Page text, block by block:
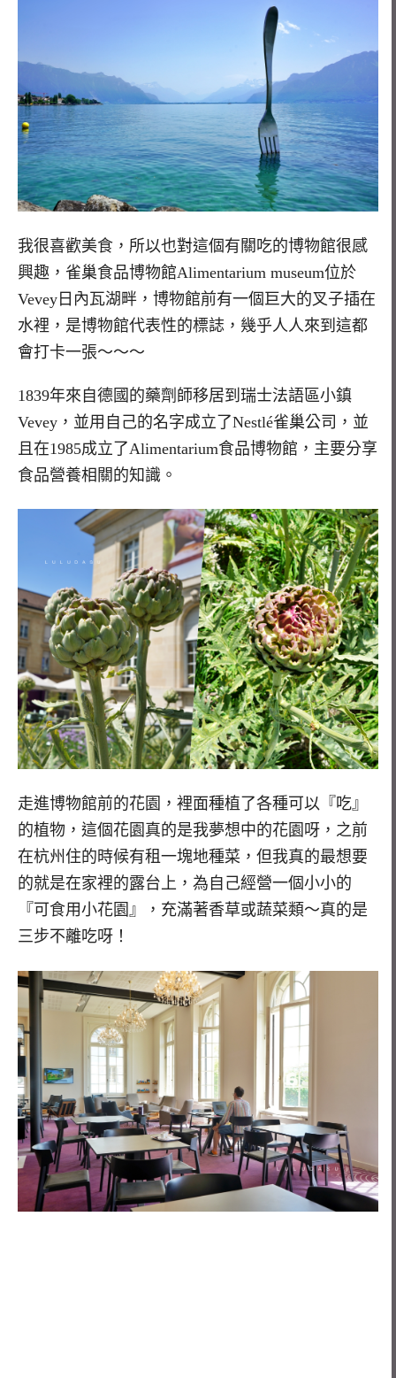
我很喜歡美食，所以也對這個有關吃的博物館很感
興趣，雀巢食品博物館Alimentarium museum位於
Vevey日內瓦湖畔，博物館前有一個巨大的叉子插在
水裡，是博物館代表性的標誌，幾乎人人來到這都
會打卡一張～～～
1839年來自德國的藥劑師移居到瑞士法語區小鎮
Vevey，並用自己的名字成立了Nestlé雀巢公司，並
且在1985成立了Alimentarium食品博物館，主要分享
食品營養相關的知識。
走進博物館前的花園，裡面種植了各種可以『吃』
的植物，這個花園真的是我夢想中的花園呀，之前
在杭州住的時候有租一塊地種菜，但我真的最想要
的就是在家裡的露台上，為自己經營一個小小的
『可食用小花園』，充滿著香草或蔬菜類～真的是
三步不離吃呀！